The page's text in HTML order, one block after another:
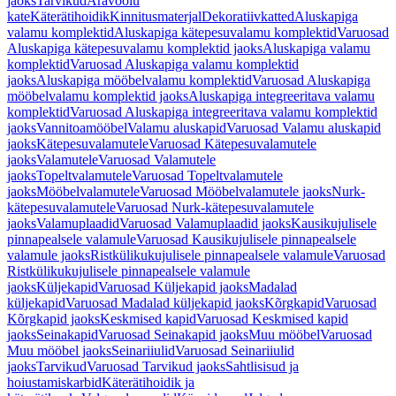
kateKäterätihoidikKinnitusmaterjalDekoratiivkattedAluskapiga
valamu komplektidAluskapiga kätepesuvalamu komplektidVaruosad
Aluskapiga kätepesuvalamu komplektid jaoksAluskapiga valamu
komplektidVaruosad Aluskapiga valamu komplektid
jaoksAluskapiga mööbelvalamu komplektidVaruosad Aluskapiga
mööbelvalamu komplektid jaoksAluskapiga integreeritava valamu
komplektidVaruosad Aluskapiga integreeritava valamu komplektid
jaoksVannitoamööbelValamu aluskapidVaruosad Valamu aluskapid
jaoksKätepesuvalamuteleVaruosad Kätepesuvalamutele
jaoksValamuteleVaruosad Valamutele
jaoksTopeltvalamuteleVaruosad Topeltvalamutele
jaoksMööbelvalamuteleVaruosad Mööbelvalamutele jaoksNurk-
kätepesuvalamuteleVaruosad Nurk-kätepesuvalamutele
jaoksValamuplaadidVaruosad Valamuplaadid jaoksKausikujulisele
pinnapealsele valamuleVaruosad Kausikujulisele pinnapealsele
valamule jaoksRistkülikukujulisele pinnapealsele valamuleVaruosad
Ristkülikukujulisele pinnapealsele valamule
jaoksKüljekapidVaruosad Küljekapid jaoksMadalad
küljekapidVaruosad Madalad küljekapid jaoksKõrgkapidVaruosad
Kõrgkapid jaoksKeskmised kapidVaruosad Keskmised kapid
jaoksSeinakapidVaruosad Seinakapid jaoksMuu mööbelVaruosad
Muu mööbel jaoksSeinariiulidVaruosad Seinariiulid
jaoksTarvikudVaruosad Tarvikud jaoksSahtlisisud ja
hoiustamiskarbidKäterätihoidik ja